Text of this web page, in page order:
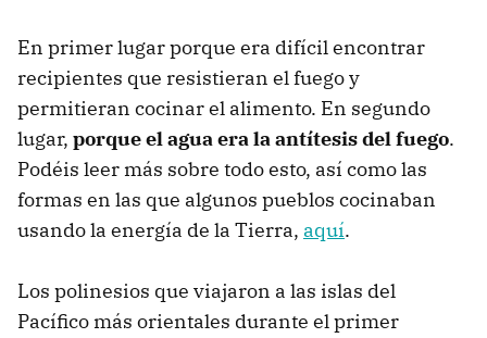
En primer lugar porque era difícil encontrar
recipientes que resistieran el fuego y
permitieran cocinar el alimento. En segundo
lugar, porque el agua era la antítesis del fuego.
Podéis leer más sobre todo esto, así como las
formas en las que algunos pueblos cocinaban
usando la energía de la Tierra, aquí.
Los polinesios que viajaron a las islas del
Pacífico más orientales durante el primer